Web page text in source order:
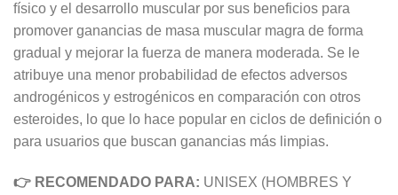
físico y el desarrollo muscular por sus beneficios para
promover ganancias de masa muscular magra de forma
gradual y mejorar la fuerza de manera moderada. Se le
atribuye una menor probabilidad de efectos adversos
androgénicos y estrogénicos en comparación con otros
esteroides, lo que lo hace popular en ciclos de definición o
para usuarios que buscan ganancias más limpias.
👉 RECOMENDADO PARA: UNISEX (HOMBRES Y